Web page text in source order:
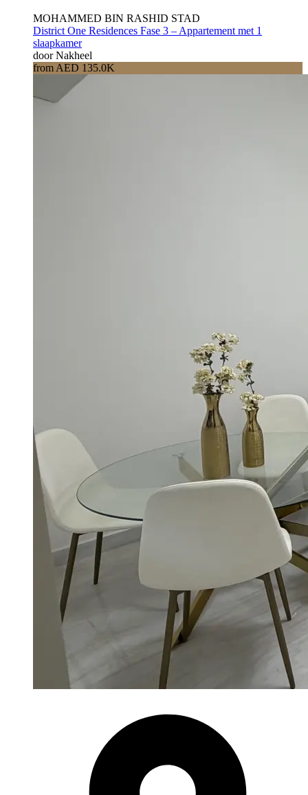
MOHAMMED BIN RASHID STAD
District One Residences Fase 3 – Appartement met 1
slaapkamer
door Nakheel
from AED 135.0K